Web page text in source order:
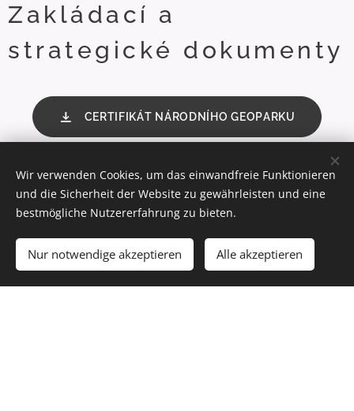
Zakládací a
strategické dokumenty
CERTIFIKÁT NÁRODNÍHO GEOPARKU
CHARTA GEOPARKŮ
Wir verwenden Cookies, um das einwandfreie Funktionieren
und die Sicherheit der Website zu gewährleisten und eine
bestmögliche Nutzererfahrung zu bieten.
Nur notwendige akzeptieren Alle akzeptieren